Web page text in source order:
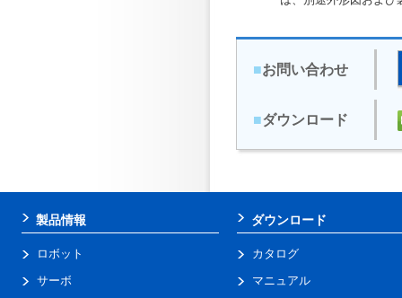
■お問い合わせ
■ダウンロード
製品情報
ロボット
サーボ
ダウンロード
カタログ
マニュアル